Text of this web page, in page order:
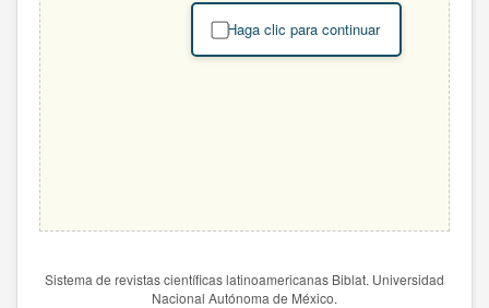
Haga clic para continuar
Sistema de revistas científicas latinoamericanas Biblat. Universidad
Nacional Autónoma de México.